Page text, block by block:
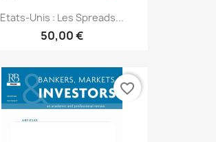
Etats-Unis : Les Spreads...
50,00 €
favorite_border